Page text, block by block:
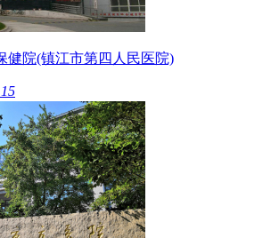
健院(镇江市第四人民医院)
15